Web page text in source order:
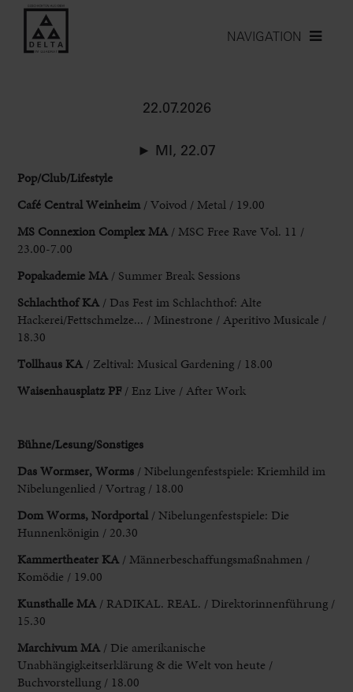
NAVIGATION
22.07.2026
► MI, 22.07
Pop/Club/Lifestyle
Café Central Weinheim / Voivod / Metal / 19.00
MS Connexion Complex MA / MSC Free Rave Vol. 11 /
23.00-7.00
Popakademie MA / Summer Break Sessions
Schlachthof KA / Das Fest im Schlachthof: Alte
Hackerei/Fettschmelze... / Minestrone / Aperitivo Musicale /
18.30
Tollhaus KA / Zeltival: Musical Gardening / 18.00
Waisenhausplatz PF/ Enz Live / After Work
Bühne/Lesung/Sonstiges
Das Wormser, Worms / Nibelungenfestspiele: Kriemhild im
Nibelungenlied / Vortrag / 18.00
DomWorms, Nordportal / Nibelungenfestspiele: Die
Hunnenkönigin / 20.30
Kammertheater KA / Männerbeschaffungsmaßnahmen /
Komödie / 19.00
Kunsthalle MA / RADIKAL. REAL. / Direktorinnenführung /
15.30
MarchivumMA / Die amerikanische
Unabhängigkeitserklärung & die Welt von heute /
Buchvorstellung / 18.00